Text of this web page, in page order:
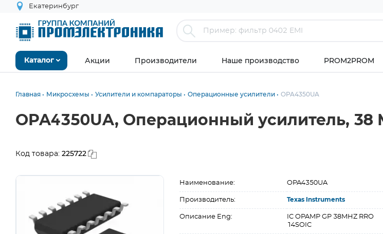
Екатеринбург
Каталог Акции Производители Наше производство PROM2PROM
Главная Микросхемы Усилители и компараторы Операционные усилители OPA4350UA
OPA4350UA, Операционный усилитель, 38
Код товара: 225722
Наименование: OPA4350UA
Производитель: Texas Instruments
Описание Eng:
IC OPAMP GP 38MHZ RRO
14SOIC